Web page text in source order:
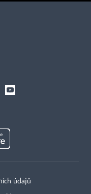
údajů